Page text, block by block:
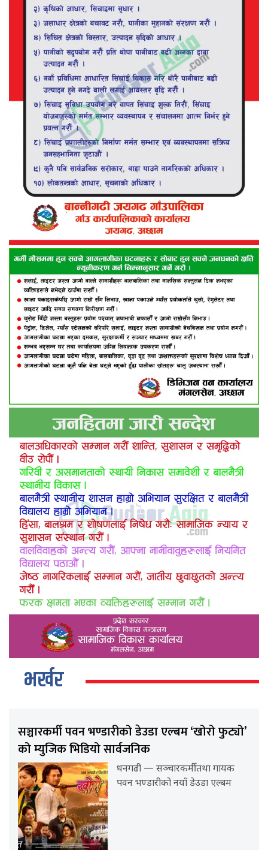
भर्खर
सञ्चारकर्मी पवन भण्डारीको डेउडा एल्बम ‘खोरो फुट्यो’
को म्युजिक भिडियो सार्वजनिक
धनगढी — सञ्चारकर्मी तथा गायक
पवन भण्डारीको नयाँ डेउडा एल्बम